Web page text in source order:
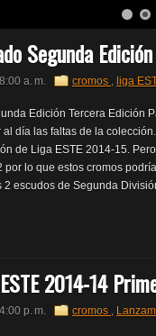
Segunda
a. m. cromos , liga
Edición Tercera Edición
día las faltas de la
de Liga ESTE 2014-15.
por lo que estos cromos
2 escudos de Segunda
2014-14
p. m. cromos ,